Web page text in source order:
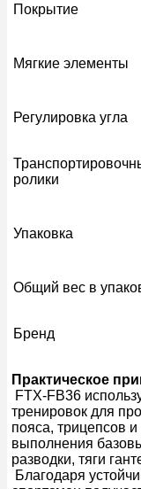
Покрытие
Мягкие элементы
Регулировка угла
ролики
Упаковка
Общий вес в
Бренд
Практическое
FTX-FB36
тренировок для
пояса, трицепсов
выполнения
разводки, тяги
Благодаря